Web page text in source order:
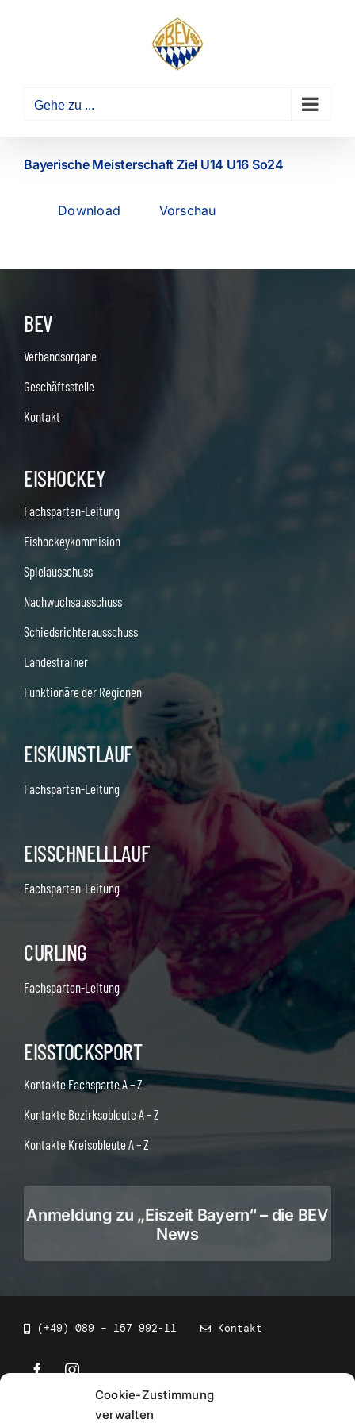
Cookie-Zustimmung
verwalten
Gehe zu ...
Bayerische Meisterschaft Ziel U14 U16 So24
Download Vorschau
BEV
Verbandsorgane
Geschäftsstelle
Kontakt
EISHOCKEY
Fachsparten-Leitung
Eishockeykommision
Spielausschuss
Nachwuchsausschuss
Schiedsrichterausschuss
Landestrainer
Funktionäre der Regionen
EISKUNSTLAUF
Fachsparten-Leitung
EISSCHNELLLAUF
Fachsparten-Leitung
CURLING
Fachsparten-Leitung
EISSTOCKSPORT
Kontakte Fachsparte A – Z
Kontakte Bezirksobleute A – Z
Kontakte Kreisobleute A – Z
Anmeldung zu „Eiszeit Bayern“ – die BEV
News
(+49) 089 – 157 992-11 Kontakt
• BEV Bayerischer Eissportverband